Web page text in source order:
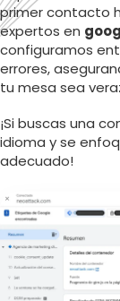
primer contacto
expertos en
configuramos
errores,
tu mesa sea
¡Si buscas una
idioma y se
adecuado!